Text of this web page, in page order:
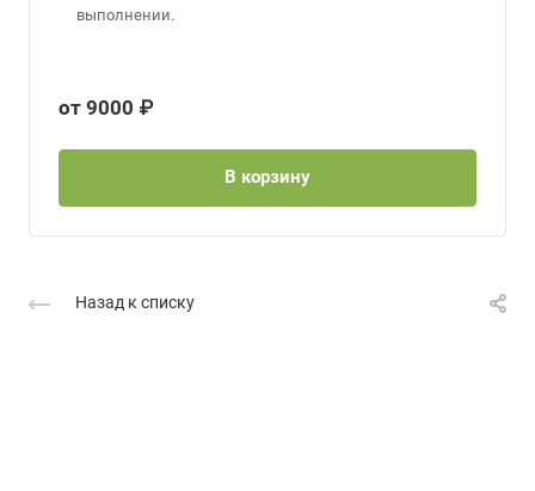
выполнении.
от 9000 ₽
В корзину
Назад к списку